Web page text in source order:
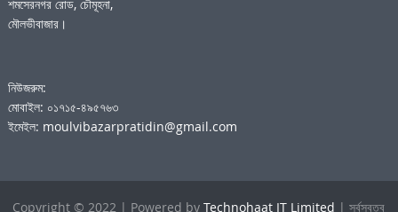
শমসেরনগর রোড, চৌমূহনা,
মৌলভীবাজার।
নিউজরুম:
মোবাইল: ০১৭১৫-৪৯৫৭৬৩
ইমেইল: moulvibazarpratidin@gmail.com
Copyright © 2022 | Powered byTechnohaat IT Limited | সর্বস্বত্ব